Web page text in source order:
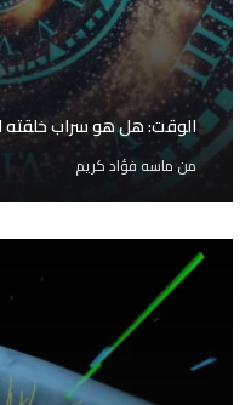
الوقت: هل هو سراب خلقته
منماسه فؤاد كريم